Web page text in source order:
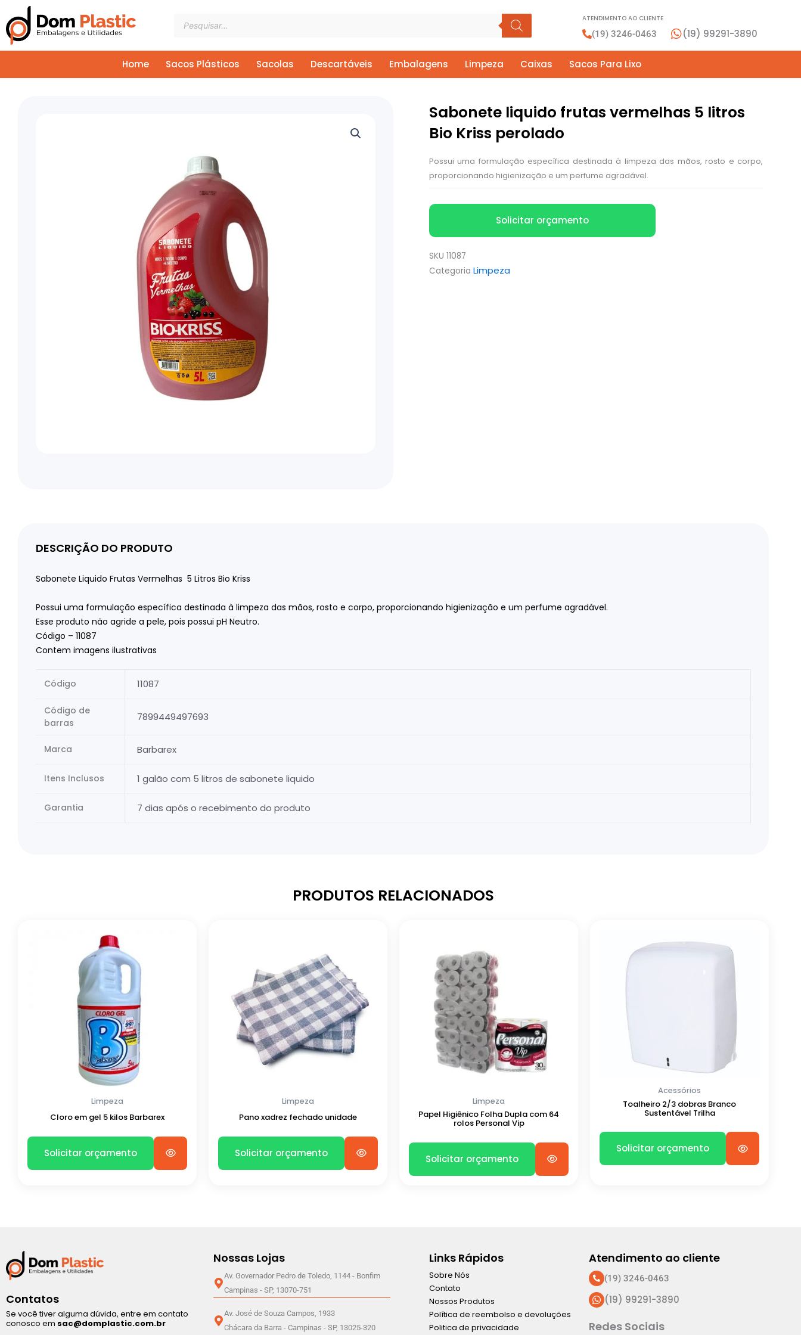
para
conteúdo
produtos
ATENDIMENTO AO CLIENTE
(19) 3246-0463 (19) 99291-3890
Home Sacos Plásticos Sacolas Descartáveis Embalagens Limpeza Caixas Sacos Para Lixo
Sabonete liquido frutas vermelhas 5 litros
Bio Kriss perolado
Possui uma formulação específica destinada à limpeza das mãos, rosto e corpo,
proporcionando higienização e um perfume agradável.
Solicitar orçamento
SKU 11087
Categoria Limpeza
DESCRIÇÃO DO PRODUTO
Sabonete Liquido Frutas Vermelhas 5 Litros Bio Kriss
Possui uma formulação específica destinada à limpeza das mãos, rosto e corpo, proporcionando higienização e um perfume agradável.
Esse produto não agride a pele, pois possui pH Neutro.
Código – 11087
Contem imagens ilustrativas
Código 11087
Código de
barras
7899449497693
Marca Barbarex
Itens Inclusos 1 galão com 5 litros de sabonete liquido
Garantia 7 dias após o recebimento do produto
PRODUTOS RELACIONADOS
Limpeza
Cloro em gel 5 kilos Barbarex
Solicitar orçamento
Limpeza
Pano xadrez fechado unidade
Solicitar orçamento
Limpeza
Papel Higiênico Folha Dupla com 64
rolos Personal Vip
Solicitar orçamento
Acessórios
Toalheiro 2/3 dobras Branco
Sustentável Trilha
Solicitar orçamento
Contatos
Se você tiver alguma dúvida, entre em contato
conosco em sac@domplastic.com.br
Nossas Lojas
Av. Governador Pedro de Toledo, 1144 - Bonfim
Campinas - SP, 13070-751
Av. José de Souza Campos, 1933
Chácara da Barra - Campinas - SP, 13025-320
Links Rápidos
Sobre Nós
Contato
Nossos Produtos
Política de reembolso e devoluções
Politica de privacidade
Atendimento ao cliente
(19) 3246-0463
(19) 99291-3890
Redes Sociais